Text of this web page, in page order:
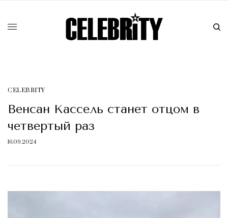
CELEBRITY
Венсан Кассель станет отцом в
четвертый раз
16.09.2024